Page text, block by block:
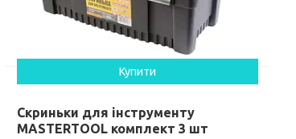
Купити
Скриньки для інструменту
MASTERTOOL комплект 3 шт